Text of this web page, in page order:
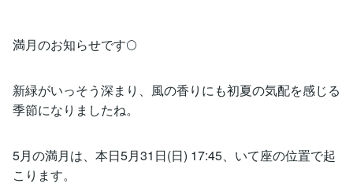
満月のお知らせです🌕
新緑がいっそう深まり、風の香りにも初夏の気配を感じる
季節になりましたね。
5月の満月は、本日5月31日(日) 17:45、いて座の位置で起
こります。